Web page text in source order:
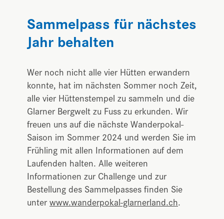
Sammelpass für nächstes
Jahr behalten
Wer noch nicht alle vier Hütten erwandern
konnte, hat im nächsten Sommer noch Zeit,
alle vier Hüttenstempel zu sammeln und die
Glarner Bergwelt zu Fuss zu erkunden. Wir
freuen uns auf die nächste Wanderpokal-
Saison im Sommer 2024 und werden Sie im
Frühling mit allen Informationen auf dem
Laufenden halten. Alle weiteren
Informationen zur Challenge und zur
Bestellung des Sammelpasses finden Sie
unterwww.wanderpokal-glarnerland.ch.